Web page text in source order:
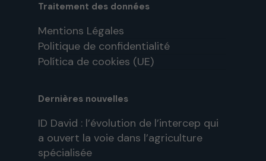
Traitement des données
Mentions Légales
Politique de confidentialité
Política de cookies (UE)
Dernières nouvelles
ID David : l’évolution de l’intercep qui
a ouvert la voie dans l’agriculture
spécialisée